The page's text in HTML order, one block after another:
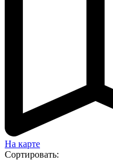
На карте
Сортировать: